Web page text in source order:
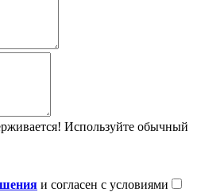
Используйте обычный
и согласен с условиями